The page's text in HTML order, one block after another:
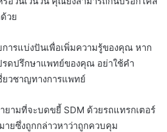
วย
ารแบ่งปันเพื่อเพิ่มความรู้ของคุณ หาก
ดปรึกษาแพทย์ของคุณ อย่าใช้คำ
วชาญทางการแพทย์
ยามที่จะบดขยี้ SDM ด้วยรถแทรกเตอร์
ยซึ่งถูกกล่าวหาว่าถูกควบคุม